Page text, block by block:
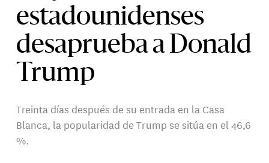
estadounidenses
desaprueba a Donald
Trump
Treinta días después de su entrada en la Casa
Blanca, la popularidad de Trump se sitúa en el 46,6
%.